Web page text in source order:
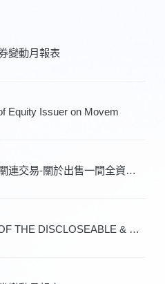
變動月報表
Equity Issuer on Movem
完成須予披露及關連交易-關於出售一間全資附屬公司之51％...
COMPLETION OF THE DISCLOSEABLE & CONNECT